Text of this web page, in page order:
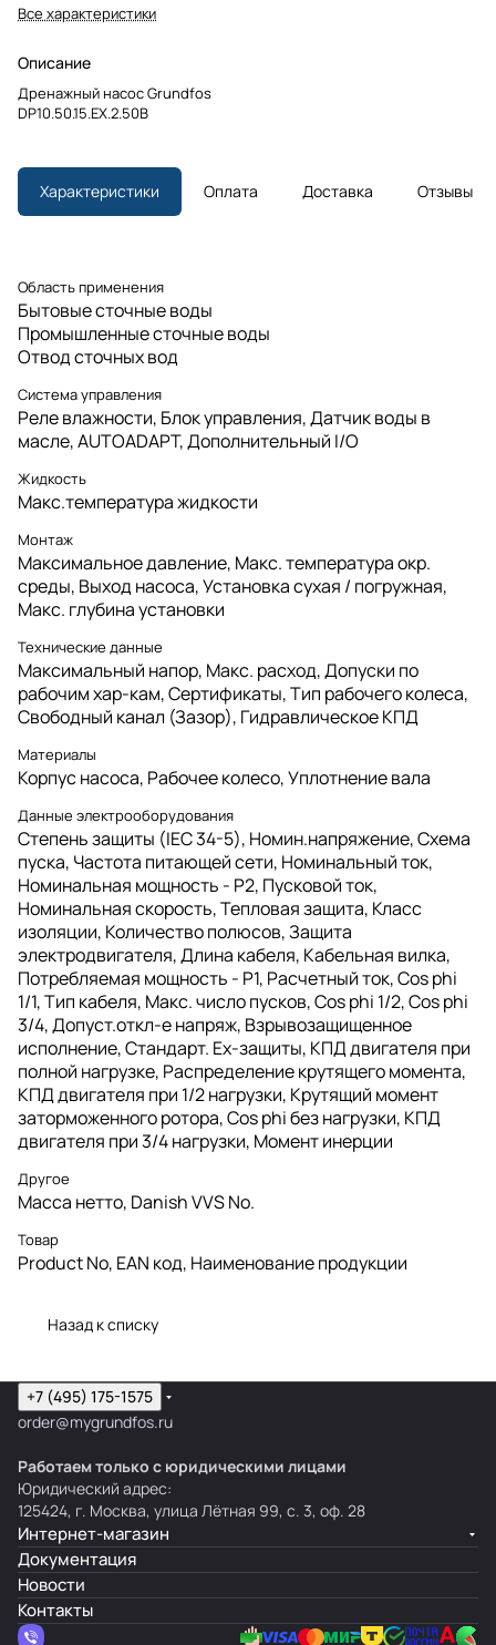
Все характеристики
Описание
Дренажный насос Grundfos
DP10.50.15.EX.2.50B
Характеристики Оплата Доставка Отзывы
Область применения
Бытовые сточные воды
Промышленные сточные воды
Отвод сточных вод
Система управления
Реле влажности, Блок управления, Датчик воды в
масле, AUTOADAPT, Дополнительный I/O
Жидкость
Макс.температура жидкости
Монтаж
Максимальное давление, Макс. температура окр.
среды, Выход насоса, Установка сухая / погружная,
Макс. глубина установки
Технические данные
Максимальный напор, Maкс. расход, Допуски по
рабочим хар-кам, Сертификаты, Тип рабочего колеса,
Свободный канал (Зазор), Гидравлическое КПД
Материалы
Корпус насоса, Рабочее колесо, Уплотнение вала
Данные электрооборудования
Степень защиты (IEC 34-5), Номин.напряжение, Схема
пуска, Частота питающей сети, Номинальный ток,
Номинальная мощность - P2, Пусковой ток,
Номинальная скорость, Тепловая защита, Класс
изоляции, Количество полюсов, Защита
электродвигателя, Длина кабеля, Кабельная вилка,
Потребляемая мощность - P1, Расчетный ток, Cos phi
1/1, Тип кабеля, Макс. число пусков, Cos phi 1/2, Cos phi
3/4, Допуст.откл-е напряж, Взрывозащищенное
исполнение, Стандарт. Ex-защиты, КПД двигателя при
полной нагрузке, Распределение крутящего момента,
КПД двигателя при 1/2 нагрузки, Крутящий момент
заторможенного ротора, Cos phi без нагрузки, КПД
двигателя при 3/4 нагрузки, Момент инерции
Другое
Масса нетто, Danish VVS No.
Товар
Product No, EAN код, Наименование продукции
Назад к списку
+7 (495) 175-1575
order@mygrundfos.ru
Работаем только с юридическими лицами
Юридический адрес:
125424, г. Москва, улица Лётная 99, с. 3, оф. 28
Интернет-магазин
Документация
Новости
Контакты